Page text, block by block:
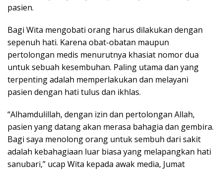
pasien.
Bagi Wita mengobati orang harus dilakukan dengan
sepenuh hati. Karena obat-obatan maupun
pertolongan medis menurutnya khasiat nomor dua
untuk sebuah kesembuhan. Paling utama dan yang
terpenting adalah memperlakukan dan melayani
pasien dengan hati tulus dan ikhlas.
“Alhamdulillah, dengan izin dan pertolongan Allah,
pasien yang datang akan merasa bahagia dan gembira.
Bagi saya menolong orang untuk sembuh dari sakit
adalah kebahagiaan luar biasa yang melapangkan hati
sanubari,” ucap Wita kepada awak media, Jumat